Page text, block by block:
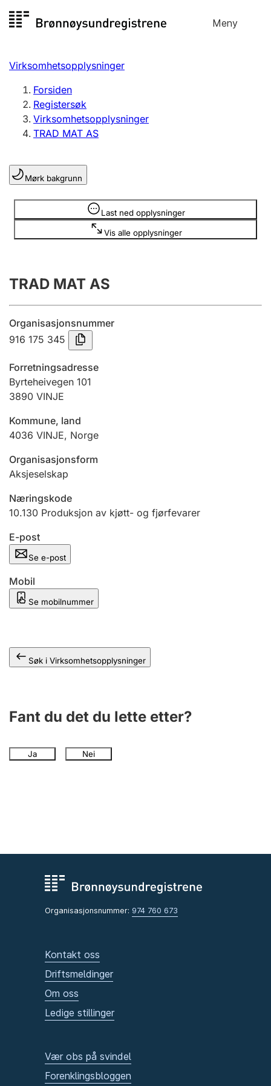
til
Meny
Registersøk
Aksjeselskap
Enkeltpersonforetak
Registrere, endre, slette
Lag og forening
Registrere, endre, slette
Innsending og forsinkelsesgebyr
Tinglysing
Jeger
Ektepaktveileder
Offentlig sektor
Andre tema
Virksomhetsopplysninger
Forsiden
Registersøk
Virksomhetsopplysninger
TRAD MAT AS
Mørk bakgrunn
Last ned opplysninger
Vis alle opplysninger
Opplysninger er skjult
TRAD MAT AS
Organisasjonsnummer
916 175 345
Forretningsadresse
Byrteheivegen 101
3890 VINJE
Kommune, land
4036 VINJE, Norge
Organisasjonsform
Aksjeselskap
Næringskode
10.130 Produksjon av kjøtt- og fjørfevarer
E-post
Se e-post
Mobil
Se mobilnummer
Søk i Virksomhetsopplysninger
Fant du det du lette etter?
Ja Nei
Organisasjonsnummer: 974 760 673
Kontakt oss
Driftsmeldinger
Om oss
Ledige stillinger
Vær obs på svindel
Forenklingsbloggen